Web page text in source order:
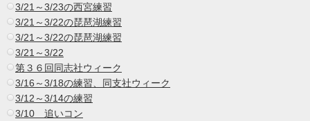
3/21～3/23の西宮練習
3/21～3/22の琵琶湖練習
3/21～3/22の琵琶湖練習
3/21～3/22
第３６回同志社ウィーク
3/16～3/18の練習、同支社ウィーク
3/12～3/14の練習
3/10 追いコン